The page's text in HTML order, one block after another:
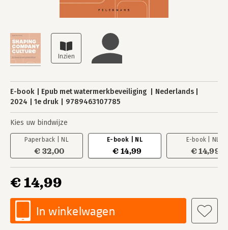
E-book Epub met watermerkbeveiliging
Nederlands
2024
1e druk 9789463107785
Kies uw bindwijze
Paperback | NL
€ 32,00
E-book | NL
€ 14,99
E-book | NL
€ 14,99
€ 14,99
In winkelwagen